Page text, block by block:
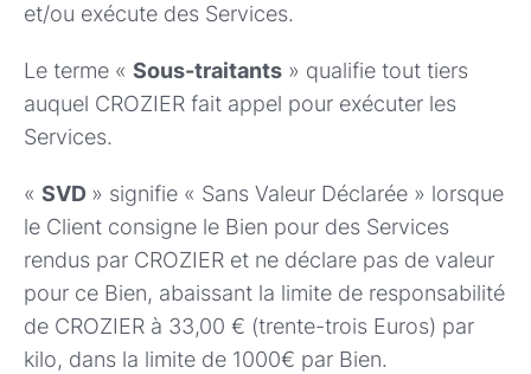
et/ou exécute des Services.
Le terme « Sous-traitants » qualifie tout tiers
auquel CROZIER fait appel pour exécuter les
Services.
« SVD » signifie « Sans Valeur Déclarée » lorsque
le Client consigne le Bien pour des Services
rendus par CROZIER et ne déclare pas de valeur
pour ce Bien, abaissant la limite de responsabilité
de CROZIER à 33,00 € (trente-trois Euros) par
kilo, dans la limite de 1000€ par Bien.